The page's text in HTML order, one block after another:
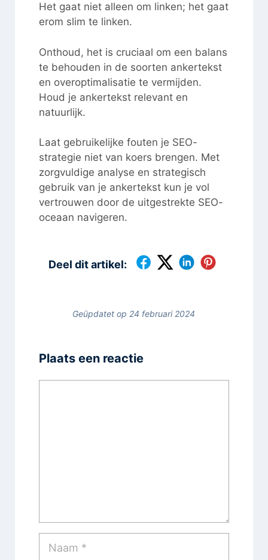
Het gaat niet alleen om linken; het gaat
erom slim te linken.
Onthoud, het is cruciaal om een balans
te behouden in de soorten ankertekst
en overoptimalisatie te vermijden.
Houd je ankertekst relevant en
natuurlijk.
Laat gebruikelijke fouten je SEO-
strategie niet van koers brengen. Met
zorgvuldige analyse en strategisch
gebruik van je ankertekst kun je vol
vertrouwen door de uitgestrekte SEO-
oceaan navigeren.
Deel dit artikel:
Geüpdatet op 24 februari 2024
Plaats een reactie